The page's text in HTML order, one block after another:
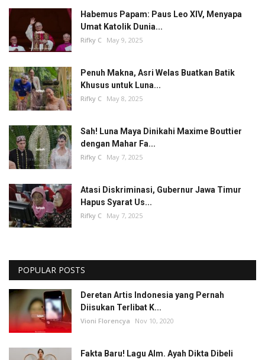
Habemus Papam: Paus Leo XIV, Menyapa
Umat Katolik Dunia...
Rifky C May 9, 2025
Penuh Makna, Asri Welas Buatkan Batik
Khusus untuk Luna...
Rifky C May 8, 2025
Sah! Luna Maya Dinikahi Maxime Bouttier
dengan Mahar Fa...
Rifky C May 7, 2025
Atasi Diskriminasi, Gubernur Jawa Timur
Hapus Syarat Us...
Rifky C May 7, 2025
POPULAR POSTS
Deretan Artis Indonesia yang Pernah
Diisukan Terlibat K...
Vioni Florencya Nov 10, 2020
Fakta Baru! Lagu Alm. Ayah Dikta Dibeli